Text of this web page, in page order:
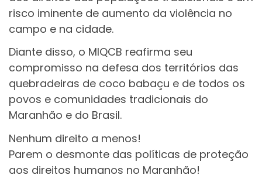
risco iminente de aumento da violência no
campo e na cidade.
Diante disso, o MIQCB reafirma seu
compromisso na defesa dos territórios das
quebradeiras de coco babaçu e de todos os
povos e comunidades tradicionais do
Maranhão e do Brasil.
Nenhum direito a menos!
Parem o desmonte das políticas de proteção
aos direitos humanos no Maranhão!